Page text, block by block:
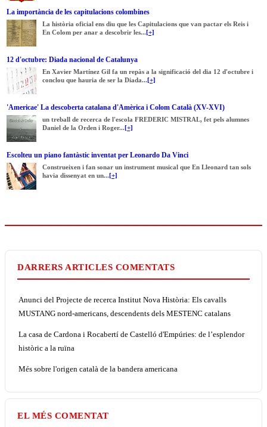
La importància de les capitulacions colombines
La història oficial ens diu que les Capitulacions que van pactar els Reis i
En Colom per anar a descobrir les...[+]
12 d'octubre: Diada nacional de Catalunya
En Xavier Martínez Gil fa un repàs a la significació del dia 12 d'octubre i
conclou que hauria de ser la Diada...[+]
'Americae' La descoberta catalana d'Amèrica i Colom Català (XV-XVI)
un treball de recerca de l'escola FREDERIC MISTRAL, fet pels alumnes
Daniel de la Orden i Roger...[+]
Escolteu un piano fantàstic inventat per Leonardo Da Vinci
Construeixen i fan sonar un instrument musical que En Lleonard tan sols
havia dissenyat en un...[+]
DARRERS ARTICLES COMENTATS
Anunci del Projecte de recerca Institut Nova Història: Els cavalls
MUSTANG nord-americans, descendents dels MESTENC catalans
La casa de Cardona i Rocabertí de Castelló d'Empúries: de l’esplendor
històric a la ruïna
Més sobre l'origen català de la bandera americana
EL MÉS COMENTAT